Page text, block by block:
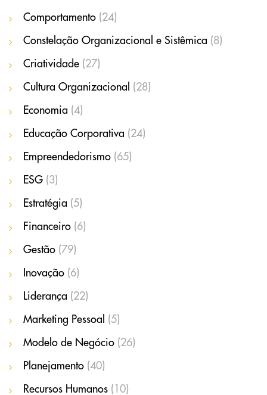
Comportamento (24)
Constelação Organizacional e Sistêmica (8)
Criatividade (27)
Cultura Organizacional (28)
Economia (4)
Educação Corporativa (24)
Empreendedorismo (65)
ESG (3)
Estratégia (5)
Financeiro (6)
Gestão (79)
Inovação (6)
Liderança (22)
Marketing Pessoal (5)
Modelo de Negócio (26)
Planejamento (40)
Recursos Humanos (10)